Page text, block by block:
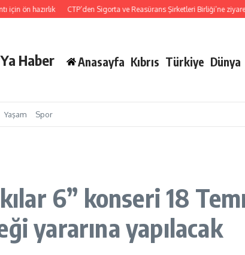
hazırlık CTP’den Sigorta ve Reasürans Şirketleri Birliği’ne ziyaret
Ya Haber Anasayfa Kıbrıs Türkiye Dünya
Yaşam Spor
6” konseri 18
yararına yapılacak